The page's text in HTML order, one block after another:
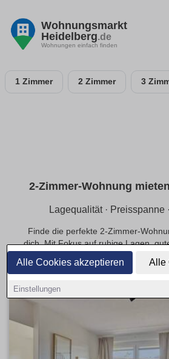
Alle Cookies akzeptieren Alle
Einstellungen
Wohnungsmarkt
Heidelberg.de
Wohnungen einfach finden
1 Zimmer 2 Zimmer 3
2-Zimmer-Wohnung
Lagequalität · Preisspanne
Finde die perfekte 2-Zimmer-
dich. Mit Fokus auf ruhige Lagen,
und einer passenden